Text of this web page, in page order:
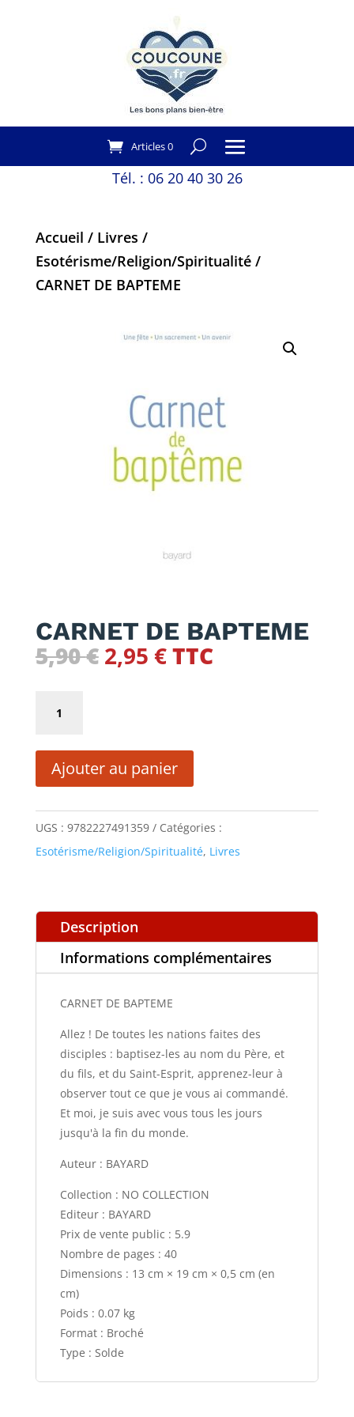
Articles 0
Tél. : 06 20 40 30 26
Accueil / Livres /
Esotérisme/Religion/Spiritualité/
CARNET DE BAPTEME
CARNET DE BAPTEME
5,90€ Le
5,90 €.
2,95 €Le
2,95 €.
TTC
CARNET
Ajouter au panier
UGS : 9782227491359
Catégories :
Esotérisme/Religion/Spiritualité, Livres
Description
Informations complémentaires
CARNET DE BAPTEME
Allez ! De toutes les nations faites des
disciples : baptisez-les au nom du Père, et
du fils, et du Saint-Esprit, apprenez-leur à
observer tout ce que je vous ai commandé.
Et moi, je suis avec vous tous les jours
jusqu'à la fin du monde.
Auteur : BAYARD
Collection : NO COLLECTION
Editeur : BAYARD
Prix de vente public : 5.9
Nombre de pages : 40
Dimensions : 13 cm × 19 cm × 0,5 cm (en
cm)
Poids : 0.07 kg
Format : Broché
Type : Solde